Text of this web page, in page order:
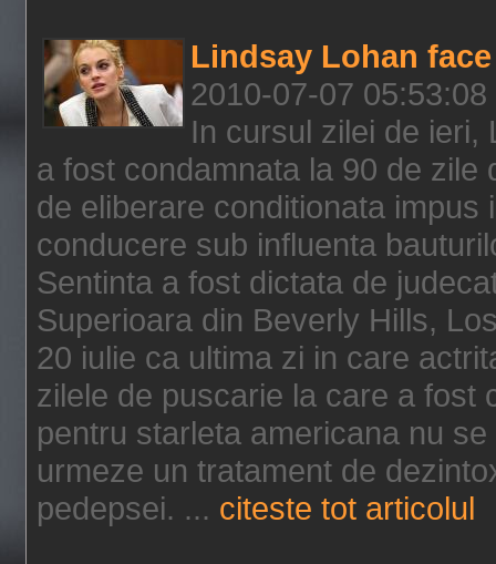
Lindsay Lohan
2010-07-07 05:53:08
In cursul zilei de ieri,
a fost condamnata la 90 de
de eliberare conditionata
conducere sub influenta
Sentinta a fost dictata de
Superioara din Beverly Hills,
20 iulie ca ultima zi in care
zilele de puscarie la care a fost
pentru starleta americana nu
urmeze un tratament de
pedepsei. ... citeste tot articolul